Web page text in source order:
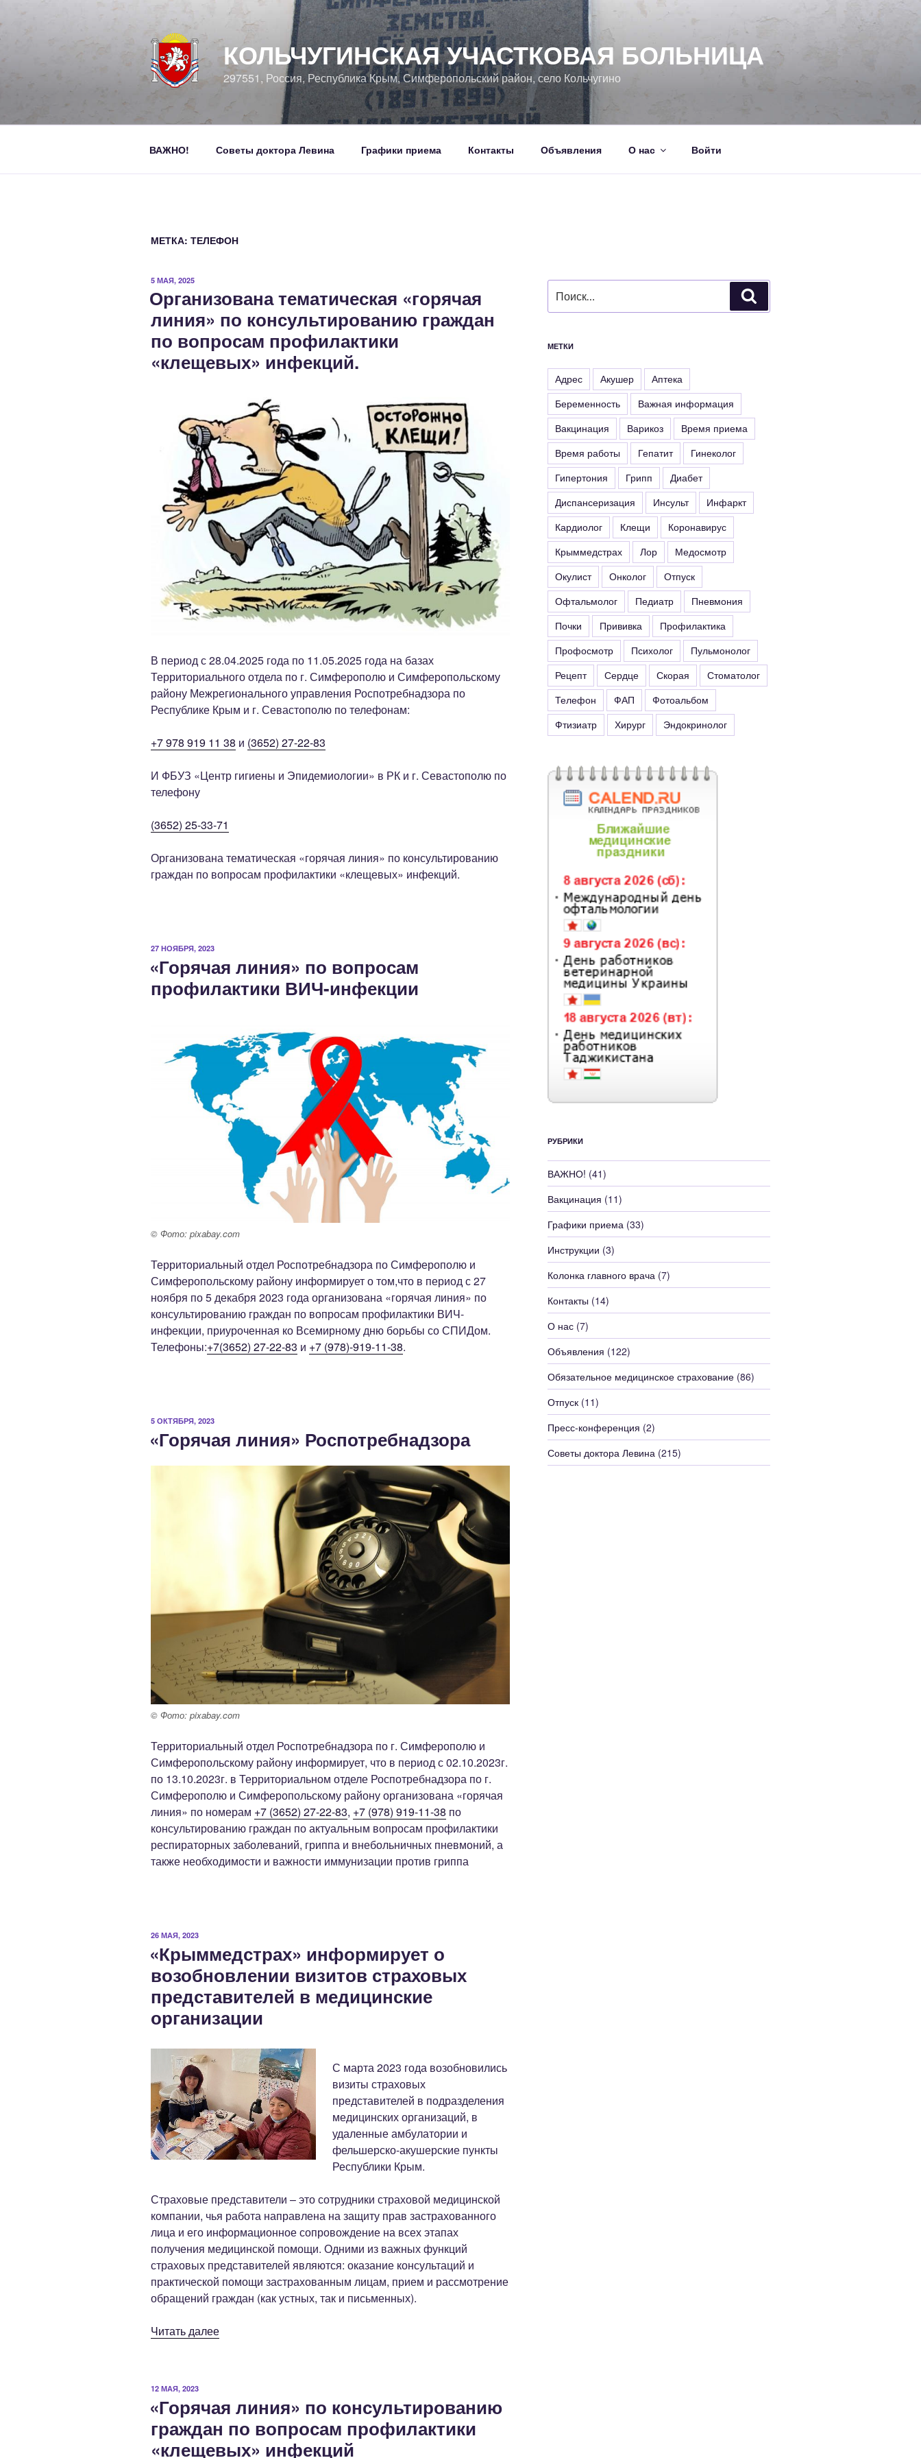
к
содержимому
КОЛЬЧУГИНСКАЯ УЧАСТКОВАЯ БОЛЬНИЦА
297551, Россия, Республика Крым, Симферопольский район, село Кольчугино
ВАЖНО! Советы доктора Левина Графики приема Контакты Объявления О нас Войти
МЕТКА: ТЕЛЕФОН
ОПУБЛИКОВАНО
5 МАЯ, 2025
Организована тематическая «горячая
линия» по консультированию граждан
по вопросам профилактики
«клещевых» инфекций.
В период с 28.04.2025 года по 11.05.2025 года на базах
Территориального отдела по г. Симферополю и Симферопольскому
району Межрегионального управления Роспотребнадзора по
Республике Крым и г. Севастополю по телефонам:
+7 978 919 11 38 и (3652) 27-22-83
И ФБУЗ «Центр гигиены и Эпидемиологии» в РК и г. Севастополю по
телефону
(3652) 25-33-71
Организована тематическая «горячая линия» по консультированию
граждан по вопросам профилактики «клещевых» инфекций.
ОПУБЛИКОВАНО
27 НОЯБРЯ, 2023
«Горячая линия» по вопросам
профилактики ВИЧ-инфекции
© Фото: pixabay.com
Территориальный отдел Роспотребнадзора по Симферополю и
Симферопольскому району информирует о том,что в период с 27
ноября по 5 декабря 2023 года организована «горячая линия» по
консультированию граждан по вопросам профилактики ВИЧ-
инфекции, приуроченная ко Всемирному дню борьбы со СПИДом.
Телефоны:+7(3652) 27-22-83 и +7 (978)-919-11-38.
ОПУБЛИКОВАНО
5 ОКТЯБРЯ, 2023
«Горячая линия» Роспотребнадзора
© Фото: pixabay.com
Территориальный отдел Роспотребнадзора по г. Симферополю и
Симферопольскому району информирует, что в период с 02.10.2023г.
по 13.10.2023г. в Территориальном отделе Роспотребнадзора по г.
Симферополю и Симферопольскому району организована «горячая
линия» по номерам +7 (3652) 27-22-83, +7 (978) 919-11-38 по
консультированию граждан по актуальным вопросам профилактики
респираторных заболеваний, гриппа и внебольничных пневмоний, а
также необходимости и важности иммунизации против гриппа
ОПУБЛИКОВАНО
26 МАЯ, 2023
«Крыммедстрах» информирует о
возобновлении визитов страховых
представителей в медицинские
организации
С марта 2023 года возобновились
визиты страховых
представителей в подразделения
медицинских организаций, в
удаленные амбулатории и
фельшерско-акушерские пункты
Республики Крым.
Страховые представители – это сотрудники страховой медицинской
компании, чья работа направлена на защиту прав застрахованного
лица и его информационное сопровождение на всех этапах
получения медицинской помощи. Одними из важных функций
страховых представителей являются: оказание консультаций и
практической помощи застрахованным лицам, прием и рассмотрение
обращений граждан (как устных, так и письменных).
Читать далее««Крыммедстрах»
страховых
представителей
в
ОПУБЛИКОВАНО
12 МАЯ, 2023
«Горячая линия» по консультированию
граждан по вопросам профилактики
«клещевых» инфекций
МЕТКИ
Адрес Акушер
Аптека
Беременность
Важная информация
Вакцинация
Варикоз
Время приема
Время работы
Гепатит
Гинеколог
Гипертония
Грипп
Диабет
Диспансеризация
Инсульт
Инфаркт
Кардиолог
Клещи
Коронавирус
Крыммедстрах
Лор
Медосмотр
Окулист
Онколог
Отпуск
Офтальмолог
Педиатр
Пневмония
Почки
Прививка
Профилактика
Профосмотр
Психолог
Пульмонолог
Рецепт
Сердце Скорая
Стоматолог
Телефон
ФАП
Фотоальбом
Фтизиатр
Хирург Эндокринолог
РУБРИКИ
ВАЖНО! (41)
Вакцинация (11)
Графики приема (33)
Инструкции (3)
Колонка главного врача (7)
Контакты (14)
О нас(7)
Объявления (122)
Обязательное медицинское страхование(86)
Отпуск(11)
Пресс-конференция (2)
Советы доктора Левина (215)